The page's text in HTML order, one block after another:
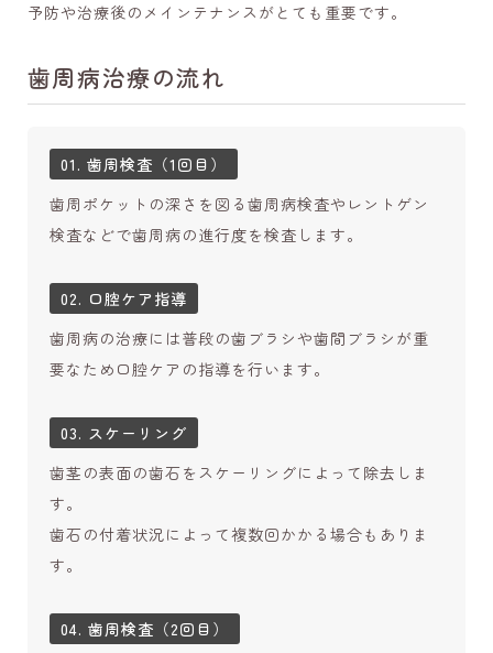
予防や治療後のメインテナンスがとても重要です。
歯周病治療の流れ
01. 歯周検査（1回目）
歯周ポケットの深さを図る歯周病検査やレントゲン
検査などで歯周病の進行度を検査します。
02. 口腔ケア指導
歯周病の治療には普段の歯ブラシや歯間ブラシが重
要なため口腔ケアの指導を行います。
03. スケーリング
歯茎の表面の歯石をスケーリングによって除去しま
す。
歯石の付着状況によって複数回かかる場合もありま
す。
04. 歯周検査（2回目）